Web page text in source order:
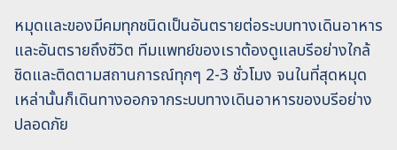
หมุดและของมีคมทุกชนิดเป็นอันตรายต่อระบบทางเดินอาหาร
และอันตรายถึงชีวิต ทีมแพทย์ของเราต้องดูแลบรีอย่างใกล้
ชิดและติดตามสถานการณ์ทุกๆ 2-3 ชั่วโมง จนในที่สุดหมุด
เหล่านั้นก็เดินทางออกจากระบบทางเดินอาหารของบรีอย่าง
ปลอดภัย